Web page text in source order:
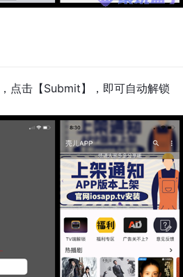
，点击【Submit】，即可自动解锁